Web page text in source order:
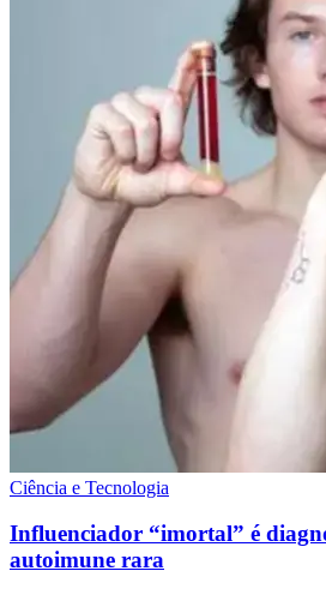
Ciência e Tecnologia
Influenciador “imortal” é
autoimune rara